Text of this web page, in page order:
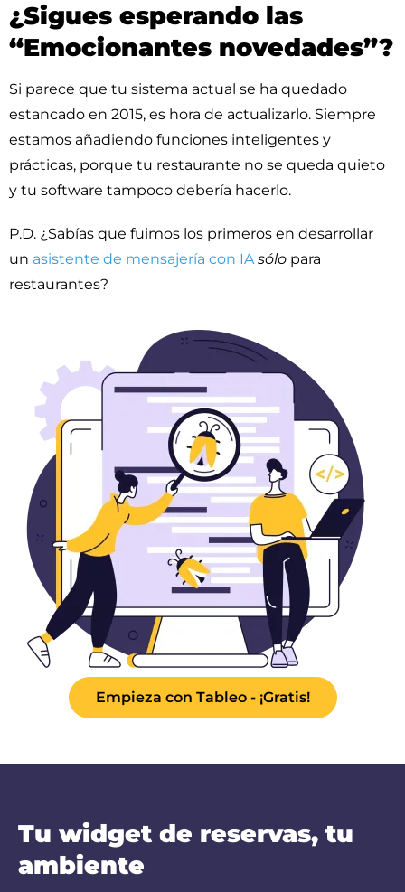
¿Sigues esperando las
“Emocionantes novedades”?
Si parece que tu sistema actual se ha quedado
estancado en 2015, es hora de actualizarlo. Siempre
estamos añadiendo funciones inteligentes y
prácticas, porque tu restaurante no se queda quieto
y tu software tampoco debería hacerlo.
P.D. ¿Sabías que fuimos los primeros en desarrollar
un asistente de mensajería con IA sólo para
restaurantes?
Empieza con Tableo - ¡Gratis!
Tu widget de reservas, tu
ambiente